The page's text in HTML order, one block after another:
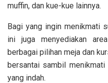
muffin, dan kue-kue lainnya.
Bagi yang ingin menikmati
ini juga menyediakan
berbagai pilihan meja dan
bersantai sambil menikmati
yang indah.